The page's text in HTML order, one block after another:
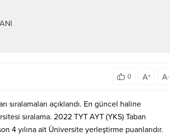
0 A+ A-
açıklandı. En güncel haline
sıralama. 2022 TYT AYT (YKS) Taban
4 yılına ait Üniversite yerleştirme puanlarıdır.